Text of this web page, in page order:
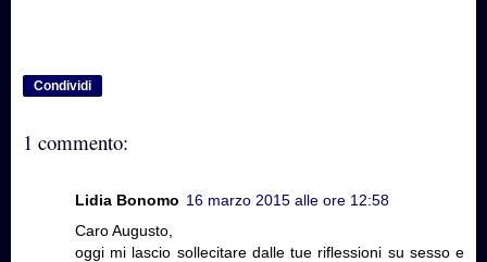
Condividi
1 commento:
Lidia Bonomo 16 marzo 2015 alle ore 12:58
Caro Augusto,
oggi mi lascio sollecitare dalle tue riflessioni su sesso e